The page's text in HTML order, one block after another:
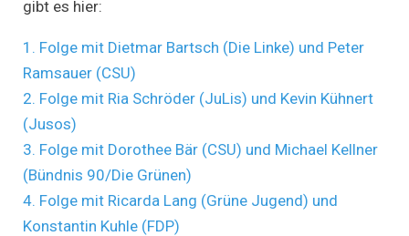
gibt es hier:
1. Folge mit Dietmar Bartsch (Die Linke) und Peter
Ramsauer (CSU)
2. Folge mit Ria Schröder (JuLis) und Kevin Kühnert
(Jusos)
3. Folge mit Dorothee Bär (CSU) und Michael Kellner
(Bündnis 90/Die Grünen)
4. Folge mit Ricarda Lang (Grüne Jugend) und
Konstantin Kuhle (FDP)